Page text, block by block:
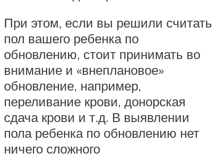
При этом, если вы решили считать
пол вашего ребенка по
обновлению, стоит принимать во
внимание и «внеплановое»
обновление, например,
переливание крови, донорская
сдача крови и т.д. В выявлении
пола ребенка по обновлению нет
ничего сложного